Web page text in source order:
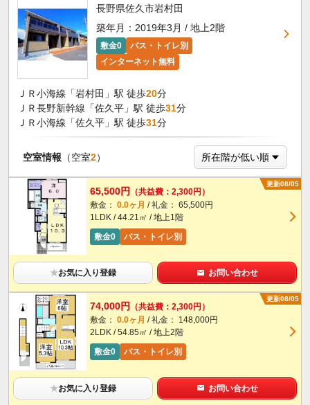
長野県佐久市岩村田
築年月：2019年3月 / 地上2階
敷金0
バス・トイレ別
インターネット無料
ＪＲ小海線「岩村田」駅 徒歩20分
ＪＲ長野新幹線「佐久平」駅 徒歩31分
ＪＲ小海線「佐久平」駅 徒歩31分
空室情報 （空室2）
更新08/05
65,500円
（共益費：2,300円）
敷金： 0.0ヶ月 / 礼金： 65,500円
1LDK / 44.21㎡ / 地上1階
敷金0
バス・トイレ別
★お気に入り登録 お問い合わせ
更新08/05
74,000円
（共益費：2,300円）
敷金： 0.0ヶ月 / 礼金： 148,000円
2LDK / 54.85㎡ / 地上2階
敷金0
バス・トイレ別
★お気に入り登録 お問い合わせ